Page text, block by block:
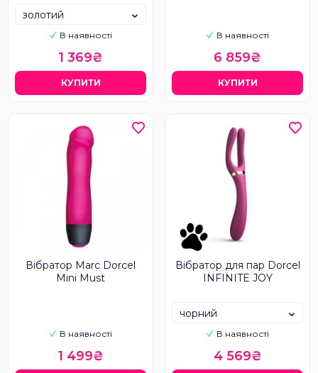
В наявності
золотий
1 369₴
КУПИТИ
В наявності
6 859₴
КУПИТИ
Вібратор Marc Dorcel
Mini Must
В наявності
1 499₴
Вібратор для пар Dorcel
INFINITE JOY
В наявності
чорний
4 569₴